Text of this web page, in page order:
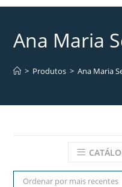
Ana Maria
> Produtos > Ana Maria
Ordenar por mais recentes